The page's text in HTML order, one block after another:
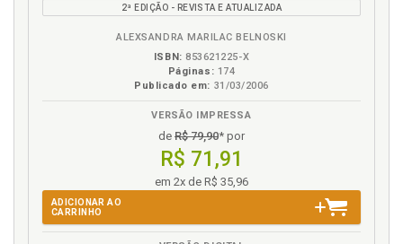
Formação de Lei. Fases, p. 60
Formação de Lei. Questões para estudos, debates e
Grécia. A atualidade da justiça grega, p. 108
Hermenêutica jurídica. Direito, p. 82
2ª EDIÇÃO - REVISTA E ATUALIZADA
ALEXSANDRA MARILAC BELNOSKI
ISBN: 853621225-X
Páginas: 174
Publicado em: 31/03/2006
VERSÃO IMPRESSA
de R$ 79,90* por
R$ 71,91
em 2x de R$ 35,96
ADICIONAR AO
CARRINHO